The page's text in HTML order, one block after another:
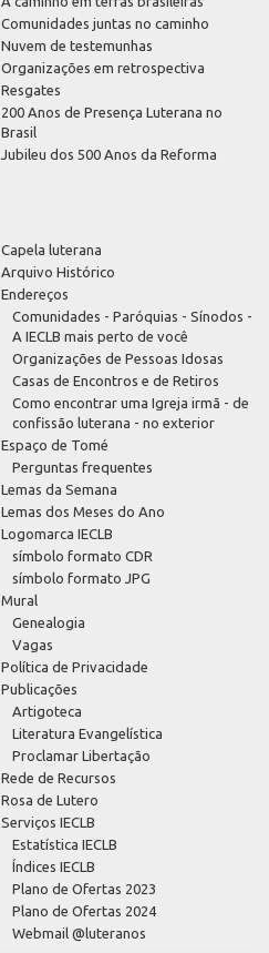
Comunidades juntas no caminho
Nuvem de testemunhas
Organizações em retrospectiva
Resgates
200 Anos de Presença Luterana no
Brasil
Jubileu dos 500 Anos da Reforma
Capela luterana
Arquivo Histórico
Endereços
Comunidades - Paróquias - Sínodos -
A IECLB mais perto de você
Organizações de Pessoas Idosas
Casas de Encontros e de Retiros
Como encontrar uma Igreja irmã - de
confissão luterana - no exterior
Espaço de Tomé
Perguntas frequentes
Lemas da Semana
Lemas dos Meses do Ano
Logomarca IECLB
símbolo formato CDR
símbolo formato JPG
Mural
Genealogia
Vagas
Política de Privacidade
Publicações
Artigoteca
Literatura Evangelística
Proclamar Libertação
Rede de Recursos
Rosa de Lutero
Serviços IECLB
Estatística IECLB
Índices IECLB
Plano de Ofertas 2023
Plano de Ofertas 2024
Webmail @luteranos